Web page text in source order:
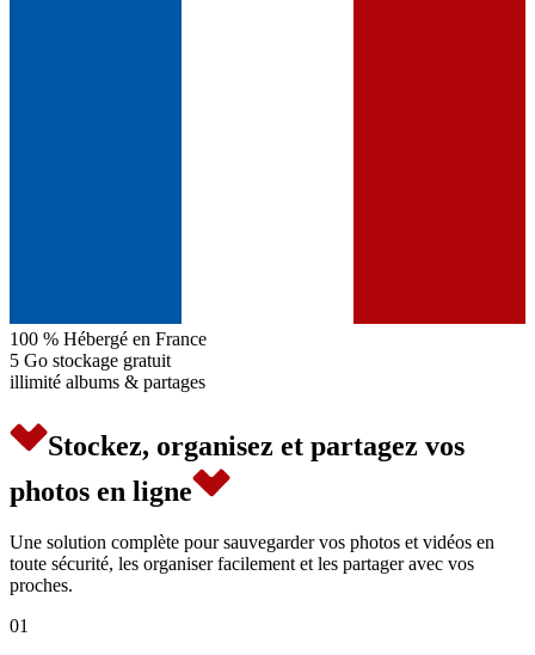
100 % Hébergé en France
5 Go stockage gratuit
illimité albums & partages
Stockez, organisez et partagez vos
photos en ligne
Une solution complète pour sauvegarder vos photos et vidéos en
toute sécurité, les organiser facilement et les partager avec vos
proches.
01